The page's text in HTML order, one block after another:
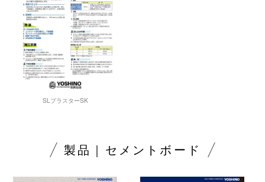
SLプラスターSK
製品｜セメントボード